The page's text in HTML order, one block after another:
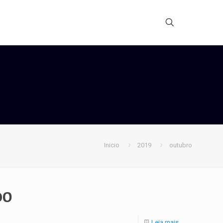
Inicio 2019 outubro